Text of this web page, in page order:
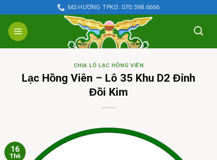
to
content
MS HƯƠNG TPKD: 070.598.6666
CHIA LÔ LẠC HỒNG VIÊN
Lạc Hồng Viên – Lô 35 Khu D2 Đỉnh
Đồi Kim
16
Th6